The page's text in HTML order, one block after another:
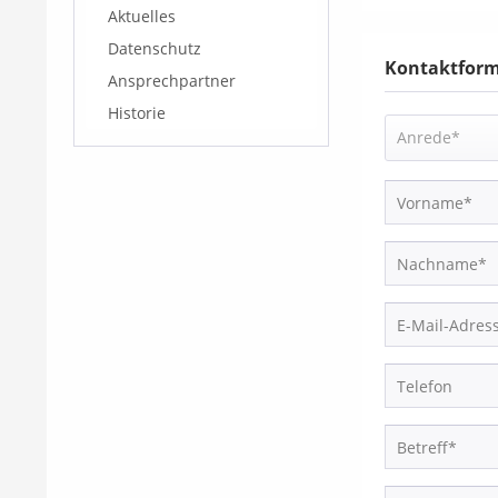
Aktuelles
Datenschutz
Ansprechpartner
Historie